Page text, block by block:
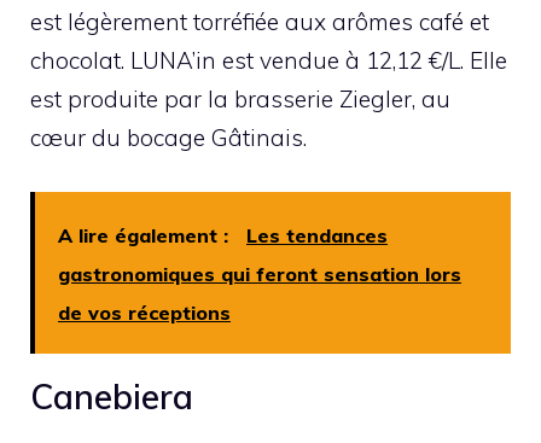
est légèrement torréfiée aux arômes café et
chocolat. LUNA’in est vendue à 12,12 €/L. Elle
est produite par la brasserie Ziegler, au
cœur du bocage Gâtinais.
A lire également :
Les tendances
gastronomiques qui feront sensation lors
de vos réceptions
Canebiera